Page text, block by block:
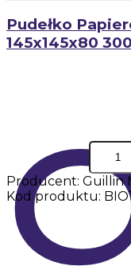
Pudełko
145x145x80
Producent: Guillin
Kod produktu: